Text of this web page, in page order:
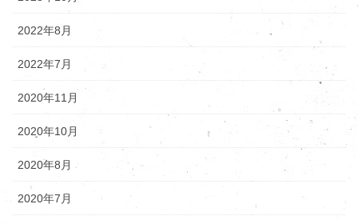
2022年8月
2022年7月
2020年11月
2020年10月
2020年8月
2020年7月